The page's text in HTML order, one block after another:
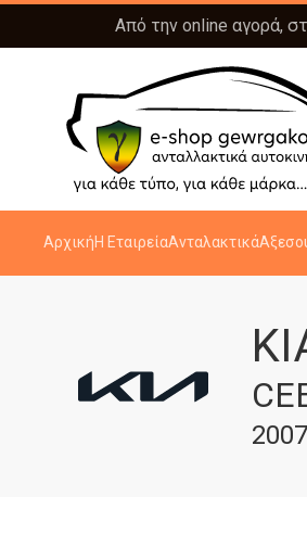
Από την online αγορά,
ΑρχικήΗ ΕταιρείαΑνταλακτικά